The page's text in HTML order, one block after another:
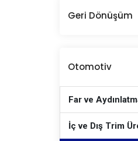
Geri Dönüşüm
Otomotiv
Far ve
İç ve Dış Trim